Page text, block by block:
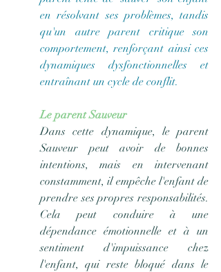
en résolvant ses problèmes, tandis
qu'un autre parent critique son
comportement, renforçant ainsi ces
dynamiques dysfonctionnelles et
entraînant un cycle de conflit.
Le parent Sauveur
Dans cette dynamique, le parent
Sauveur peut avoir de bonnes
intentions, mais en intervenant
constamment, il empêche l'enfant de
prendre ses propres responsabilités.
Cela peut conduire à une
dépendance émotionnelle et à un
sentiment d'impuissance chez
l'enfant, qui reste bloqué dans le